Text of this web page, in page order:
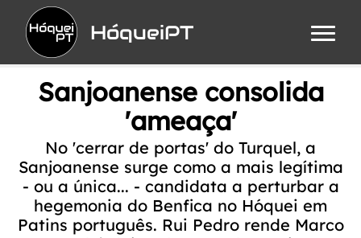
HóqueiPT
Sanjoanense consolida
'ameaça'
No 'cerrar de portas' do Turquel, a
Sanjoanense surge como a mais legítima
- ou a única... - candidata a perturbar a
hegemonia do Benfica no Hóquei em
Patins português. Rui Pedro rende Marco